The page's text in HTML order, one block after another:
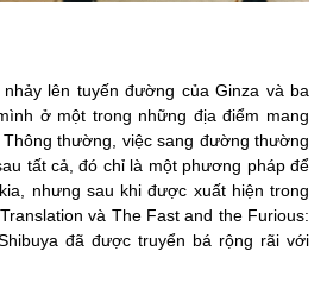
lên tuyến đường của Ginza và ba
ở một trong những địa điểm mang
thường, việc sang đường thường
tất cả, đó chỉ là một phương pháp để
nhưng sau khi được xuất hiện trong
và The Fast and the Furious:
đã được truyển bá rộng rãi với